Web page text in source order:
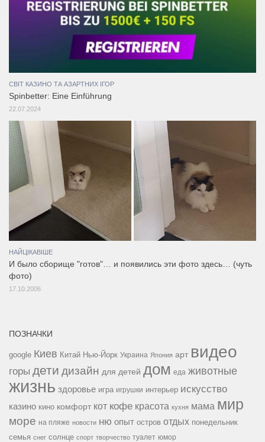
СВІТ КАЗИНО ТА АЗАРТНИХ ІГОР
Spinbetter: Eine Einführung
22.07.2024
НАЙЦІКАВІШЕ
И было сборище "готов"… и появились эти фото здесь… (чуть
фото)
17.10.2006
ПОЗНАЧКИ
google Киев Китай Нью-Йорк Украина Япония арт видео
горы дети дизайн для детей дом еда животные
жизнь здоровье игра игрушки интерьер искусство
казино кино комфорт кот кофе красота кухня мама мир
море на пляже новости ню опыт остров отдых понедельник
семья снег солнце спорт творчество туалет юмор